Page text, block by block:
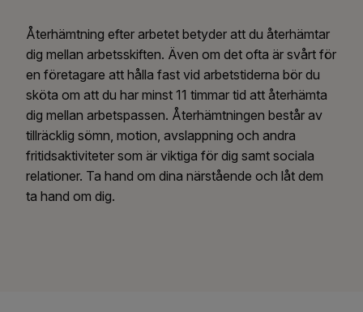
Återhämtning efter arbetet betyder att du återhämtar
dig mellan arbetsskiften. Även om det ofta är svårt för
en företagare att hålla fast vid arbetstiderna bör du
sköta om att du har minst 11 timmar tid att återhämta
dig mellan arbetspassen. Återhämtningen består av
tillräcklig sömn, motion, avslappning och andra
fritidsaktiviteter som är viktiga för dig samt sociala
relationer. Ta hand om dina närstående och låt dem
ta hand om dig.